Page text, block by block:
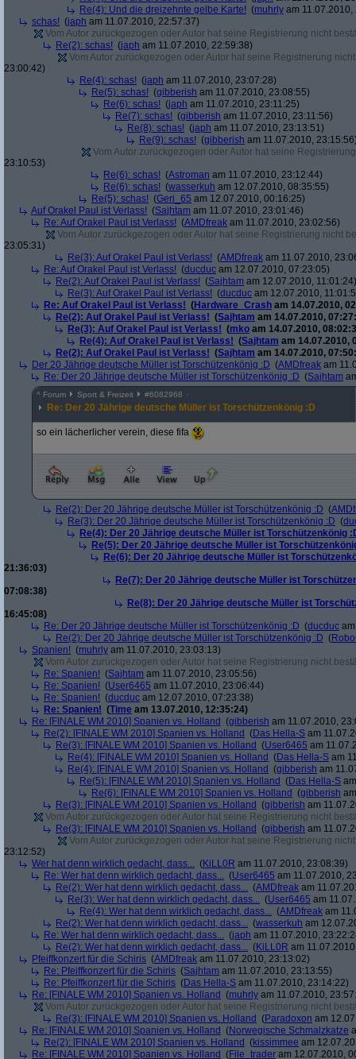
Re(4): Und die dreizehnte gelbe Karte! (muhrly am 11.07.2010,
schas! (japh am 11.07.2010, 22:57:37)
Vom Autor zurückgezogen oder Autor hat seine Registrierung nicht
Re(2): schas! (japh am 11.07.2010, 22:59:38)
Vom Autor zurückgezogen oder Autor hat seine Registrierung
23:00:42)
Re(4): schas! (japh am 11.07.2010, 23:07:28)
Re(5): schas! (gibberish am 11.07.2010, 23:08:55)
Re(6): schas! (japh am 11.07.2010, 23:11:25)
Re(7): schas! (gibberish am 11.07.2010, 23:11:56)
Re(8): schas! (japh am 11.07.2010, 23:13:51)
Re(9): schas! (gibberish am 11.07.2010,
Vom Autor zurückgezogen oder Autor hat seine
23:10:53)
Re(6): schas! (Astroman am 11.07.2010, 23:12:44)
Re(6): schas! (wasserkuh am 12.07.2010, 08:35:55)
Re(5): schas! (Geri_65 am 12.07.2010, 00:16:25)
Auf Orakel Paul ist Verlass! (Sajhtam am 11.07.2010, 23:01:46)
Re: Auf Orakel Paul ist Verlass! (AMDfreak am 11.07.2010, 23:02:56)
Vom Autor zurückgezogen oder Autor hat seine Registrierung nicht
23:05:31)
Re(3): Auf Orakel Paul ist Verlass! (AMDfreak am 11.07.2010,
Re: Auf Orakel Paul ist Verlass! (ducduc am 12.07.2010, 07:23:05)
Re(2): Auf Orakel Paul ist Verlass! (Sajhtam am 12.07.2010, 11:01:24)
Re(3): Auf Orakel Paul ist Verlass! (ducduc am 12.07.2010,
Re: Auf Orakel Paul ist Verlass! (Hardware_Crash am 14.07.2010,
Re(2): Auf Orakel Paul ist Verlass! (Sajhtam am 14.07.2010,
Re(3): Auf Orakel Paul ist Verlass! (mko am 14.07.2010,
Re(4): Auf Orakel Paul ist Verlass! (Sajhtam am 14.07.2010,
Re(2): Auf Orakel Paul ist Verlass! (Sajhtam am 14.07.2010,
Der 20 Jährige deutsche Müller ist Torschützenkönig :D (AMDfreak am
Re: Der 20 Jährige deutsche Müller ist Torschützenkönig :D (Sajhtam
^ Forum Sport & Freizeit #6082968
Re: Der 20 Jährige deutsche Müller ist Torschützenkönig :D
so ein lächerlicher verein, diese fifa
Re(2): Der 20 Jährige deutsche Müller ist Torschützenkönig :D (
Re(3): Der 20 Jährige deutsche Müller ist Torschützenkönig :D (
Re(4): Der 20 Jährige deutsche Müller ist Torschützenkönig
Re(5): Der 20 Jährige deutsche Müller ist
Re(6): Der 20 Jährige deutsche Müller ist
21:36:03)
Re(7): Der 20 Jährige deutsche Müller ist
07:08:38)
Re(8): Der 20 Jährige deutsche Müller ist
16:45:08)
Re: Der 20 Jährige deutsche Müller ist Torschützenkönig :D (ducduc
Re(2): Der 20 Jährige deutsche Müller ist Torschützenkönig :D (
Spanien! (muhrly am 11.07.2010, 23:03:13)
Vom Autor zurückgezogen oder Autor hat seine Registrierung nicht
Re: Spanien! (Sajhtam am 11.07.2010, 23:05:56)
Re: Spanien! (User6465 am 11.07.2010, 23:06:44)
Re: Spanien! (ducduc am 12.07.2010, 07:23:38)
Re: Spanien! (Time am 13.07.2010, 12:35:24)
Re: [FINALE WM 2010] Spanien vs. Holland (gibberish am 11.07.2010,
Re(2): [FINALE WM 2010] Spanien vs. Holland (Das Hella-S am
Re(3): [FINALE WM 2010] Spanien vs. Holland (User6465 am
Re(4): [FINALE WM 2010] Spanien vs. Holland (Das Hella-S am
Re(4): [FINALE WM 2010] Spanien vs. Holland (gibberish am
Re(5): [FINALE WM 2010] Spanien vs. Holland (Das Hella-S
Re(6): [FINALE WM 2010] Spanien vs. Holland (gibberish
Re(3): [FINALE WM 2010] Spanien vs. Holland (gibberish am
Vom Autor zurückgezogen oder Autor hat seine Registrierung nicht
Re(3): [FINALE WM 2010] Spanien vs. Holland (gibberish am
Vom Autor zurückgezogen oder Autor hat seine Registrierung
23:12:52)
Wer hat denn wirklich gedacht, dass... (KiLL0R am 11.07.2010, 23:08:39)
Re: Wer hat denn wirklich gedacht, dass... (User6465 am 11.07.2010,
Re(2): Wer hat denn wirklich gedacht, dass... (AMDfreak am
Re(3): Wer hat denn wirklich gedacht, dass... (User6465 am
Re(4): Wer hat denn wirklich gedacht, dass... (AMDfreak am
Re(2): Wer hat denn wirklich gedacht, dass... (wasserkuh am
Re: Wer hat denn wirklich gedacht, dass... (japh am 11.07.2010,
Re(2): Wer hat denn wirklich gedacht, dass... (KiLL0R am
Pfeiffkonzert für die Schiris (AMDfreak am 11.07.2010, 23:13:02)
Re: Pfeiffkonzert für die Schiris (Sajhtam am 11.07.2010, 23:13:55)
Re: Pfeiffkonzert für die Schiris (Das Hella-S am 11.07.2010, 23:14:22)
Re: [FINALE WM 2010] Spanien vs. Holland (muhrly am 11.07.2010,
Vom Autor zurückgezogen oder Autor hat seine Registrierung nicht
Re(3): [FINALE WM 2010] Spanien vs. Holland (Paradoxon am
Re: [FINALE WM 2010] Spanien vs. Holland (Norwegische Schmalzkatze
Re(2): [FINALE WM 2010] Spanien vs. Holland (kissimmee am
Re: [FINALE WM 2010] Spanien vs. Holland (File_trader am 12.07.2010,